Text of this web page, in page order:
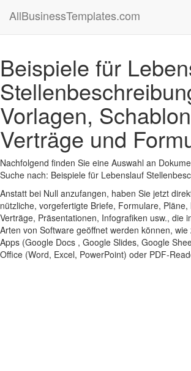
AllBusinessTemplates.com
Beispiele für
Vorlagen,
Verträge und
Nachfolgend finden Sie eine Auswahl an
Suche nach: Beispiele für Lebenslauf
Anstatt bei Null anzufangen, haben Sie jetzt
nützliche, vorgefertigte Briefe, Formulare, Pläne,
Verträge, Präsentationen, Infografiken usw., die
Arten von Software geöffnet werden können,
Apps (Google Docs , Google Slides, Google
Office (Word, Excel, PowerPoint) oder PDF-